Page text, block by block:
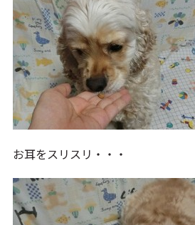
お耳をスリスリ・・・